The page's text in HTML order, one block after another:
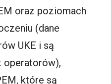
oraz poziomach
(dane
UKE i są
operatorów),
które są